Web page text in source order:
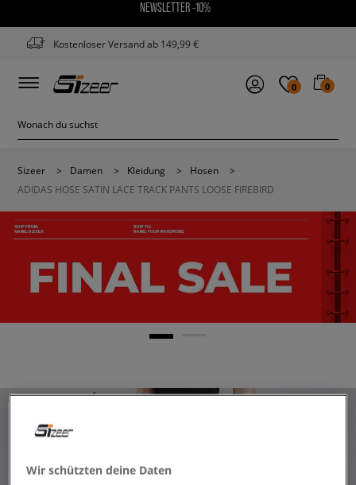
NEWSLETTER -10%
Kostenloser Versand ab 149,99 €
0 0
Sizeer > Damen > Kleidung > Hosen
>
ADIDAS HOSE SATIN LACE TRACK PANTS LOOSE FIREBIRD
PRODUKT NICHT VERFÜGBAR
Wir schützten deine Daten